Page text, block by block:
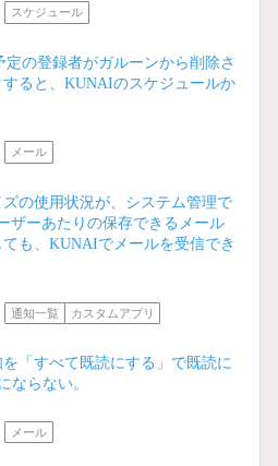
スケジュール
の登録者がガルーンから削除さ
ると、KUNAIのスケジュールか
メール
の使用状況が、システム管理で
ザーあたりの保存できるメール
も、KUNAIでメールを受信でき
通知一覧 カスタムアプリ
「すべて既読にする」で既読に
ならない。
メール